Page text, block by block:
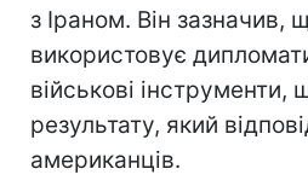
з Іраном. Він зазначив,
використовує
військові інструменти,
результату, який
американців.